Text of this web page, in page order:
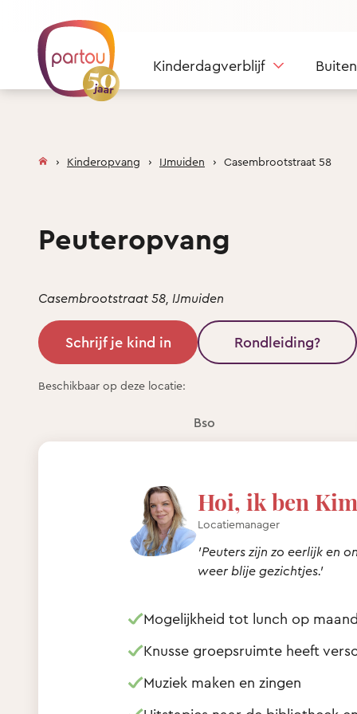
Kinderdagverblijf
Kinderopvang IJmuiden Casembrootstraat 58
Peuteropvang
Casembrootstraat 58, IJmuiden
Schrijf je kind in Rondleiding?
Beschikbaar op deze locatie:
Bso
Hoi, ik ben
Locatiemanager
'Peuters zijn zo eerlijk en
weer blije gezichtjes.’
Mogelijkheid tot lunch op
Knusse groepsruimte heeft
Muziek maken en zingen